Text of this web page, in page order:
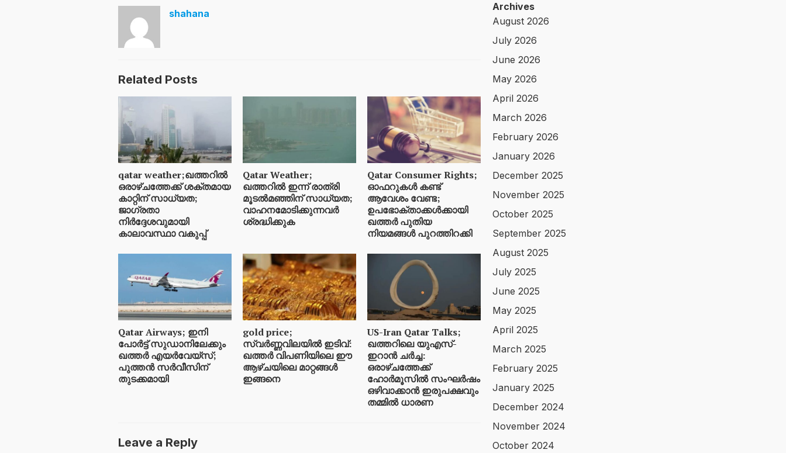
shahana
Related Posts
qatar weather;ഖത്തറിൽ
ഒരാഴ്ചത്തേക്ക് ശക്തമായ
കാറ്റിന് സാധ്യത;
ജാഗ്രതാ
നിർദ്ദേശവുമായി
കാലാവസ്ഥാ വകുപ്പ്
Qatar Weather;
ഖത്തറിൽ ഇന്ന് രാത്രി
മൂടൽമഞ്ഞിന് സാധ്യത;
വാഹനമോടിക്കുന്നവർ
ശ്രദ്ധിക്കുക
Qatar Consumer Rights;
ഓഫറുകൾ കണ്ട്
ആവേശം വേണ്ട;
ഉപഭോക്താക്കൾക്കായി
ഖത്തർ പുതിയ
നിയമങ്ങൾ പുറത്തിറക്കി
Qatar Airways; ഇനി
പോർട്ട് സുഡാനിലേക്കും
ഖത്തർ എയർവേയ്‌സ്;
പുത്തൻ സർവീസിന്
തുടക്കമായി
gold price;
സ്വർണ്ണവിലയിൽ ഇടിവ്:
ഖത്തർ വിപണിയിലെ ഈ
ആഴ്ചയിലെ മാറ്റങ്ങൾ
ഇങ്ങനെ
US-Iran Qatar Talks;
ഖത്തറിലെ യുഎസ്-
ഇറാൻ ചർച്ച:
ഒരാഴ്ചത്തേക്ക്
ഹോർമൂസിൽ സംഘർഷം
ഒഴിവാക്കാൻ ഇരുപക്ഷവും
തമ്മിൽ ധാരണ
Leave a Reply
Archives
August 2026
July 2026
June 2026
May 2026
April 2026
March 2026
February 2026
January 2026
December 2025
November 2025
October 2025
September 2025
August 2025
July 2025
June 2025
May 2025
April 2025
March 2025
February 2025
January 2025
December 2024
November 2024
October 2024